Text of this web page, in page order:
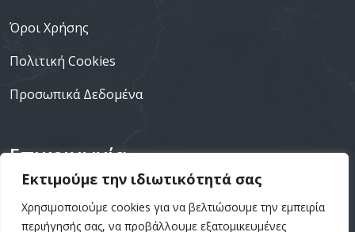
Εκτιμούμε την ιδιωτικότητά σας
Χρησιμοποιούμε cookies για να βελτιώσουμε την εμπειρία
περιήγησής σας, να προβάλλουμε εξατομικευμένες
Όροι Χρήσης
Πολιτική Cookies
Προσωπικά Δεδομένα
Επικοινωνία